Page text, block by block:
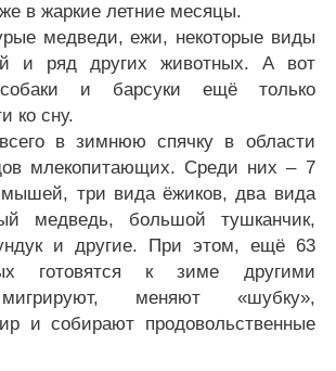
в жаркие летние месяцы.
медведи, ежи, некоторые виды
и ряд других животных. А вот
собаки и барсуки ещё только
ко сну.
в зимнюю спячку в области
млекопитающих. Среди них – 7
мышей, три вида ёжиков, два вида
медведь, большой тушканчик,
и другие. При этом, ещё 63
готовятся к зиме другими
меняют «шубку»,
и собирают продовольственные